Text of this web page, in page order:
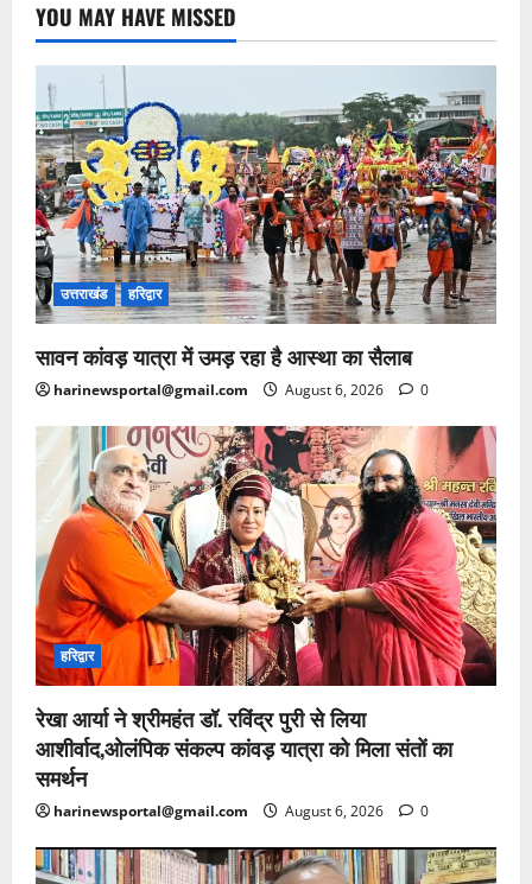
YOU MAY HAVE MISSED
उत्तराखंड हरिद्वार
सावन कांवड़ यात्रा में उमड़ रहा है आस्था का सैलाब
harinewsportal@gmail.com August 6, 2026 0
हरिद्वार
रेखा आर्या ने श्रीमहंत डॉ. रविंद्र पुरी से लिया
आशीर्वाद,ओलंपिक संकल्प कांवड़ यात्रा को मिला संतों का
समर्थन
harinewsportal@gmail.com August 6, 2026 0